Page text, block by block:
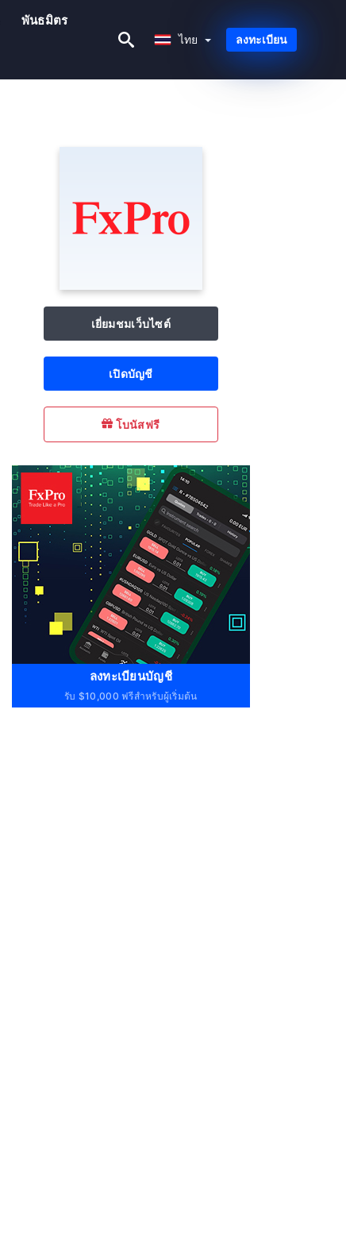
พันธมิตร
ไทย ลงทะเบียน
เยี่ยมชมเว็บไซต์
เปิดบัญชี
โบนัสฟรี
ลงทะเบียนบัญชี
รับ $10,000 ฟรีสำหรับผู้เริ่มต้น